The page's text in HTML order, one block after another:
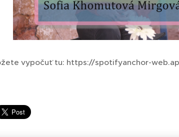
vypočuť tu: https://spotifyanchor-